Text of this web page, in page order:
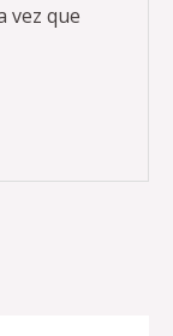
vez que